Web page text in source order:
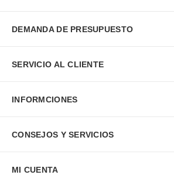
DEMANDA DE PRESUPUESTO
SERVICIO AL CLIENTE
INFORMCIONES
CONSEJOS Y SERVICIOS
MI CUENTA